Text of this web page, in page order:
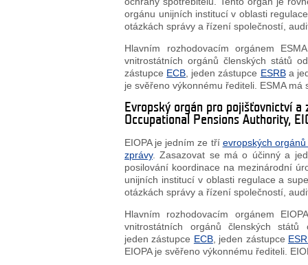
orgánu unijních institucí v oblasti
otázkách správy a řízení společností,
Hlavním rozhodovacím orgánem
vnitrostátních orgánů členských států
zástupce ECB , jeden zástupce ESRBa
je svěřeno výkonnému řediteli. ESMA má
Evropský orgán pro pojišťovnictví
Occupational Pensions Authority,
EIOPA je jedním ze tří evropských
zprávy. Zasazovat se má o účinný a
posilování koordinace na mezinárodní
unijních institucí v oblasti regulace a
otázkách správy a řízení společností,
Hlavním rozhodovacím orgánem
vnitrostátních orgánů členských
jeden zástupce ECB, jeden zástupce
EIOPA je svěřeno výkonnému řediteli.